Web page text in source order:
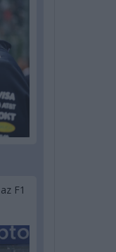
F1